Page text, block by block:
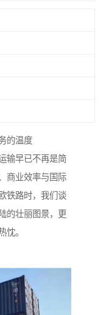
的温度
输早已不再是简
商业效率与国际
铁路时，我们谈
的壮丽图景，更
忱。